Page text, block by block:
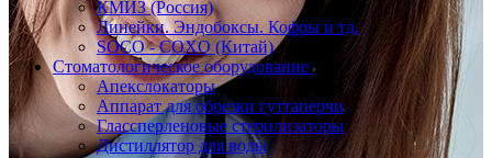
КМИЗ (Россия)
Линейки. Эндобоксы. Кофры и тд.
SOCO - COXO (Китай)
Стоматологическое оборудование
Апекслокаторы
Аппарат для обрезки гуттаперчи
Глассперленовые стерилизаторы
Дистиллятор для воды